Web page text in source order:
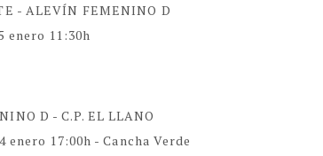
- ALEVÍN FEMENINO D
enero 11:30h
D -C.P. EL LLANO
enero 17:00h - Cancha Verde